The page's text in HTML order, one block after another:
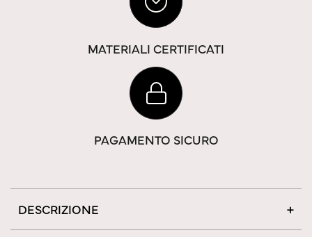
MATERIALI CERTIFICATI
PAGAMENTO SICURO
DESCRIZIONE